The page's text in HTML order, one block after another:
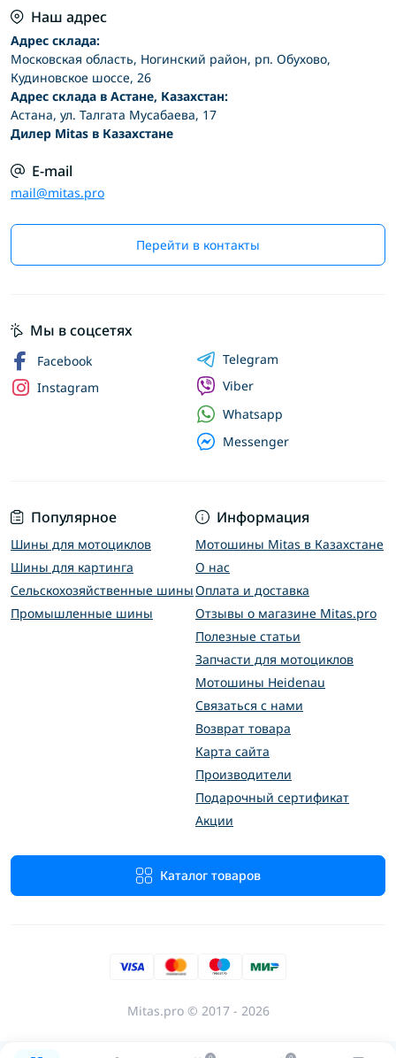
Наш адрес
Адрес склада:
Московская область, Ногинский район, рп. Обухово,
Кудиновское шоссе, 26
Адрес склада в Астане, Казахстан:
Астана, ул. Талгата Мусабаева, 17
Дилер Mitas в Казахстане
E-mail
mail@mitas.pro
Перейти в контакты
Популярное
Шины для мотоциклов
Шины для картинга
Сельскохозяйственные шины
Промышленные шины
Информация
Мотошины Mitas в Казахстане
О нас
Оплата и доставка
Отзывы о магазине Mitas.pro
Полезные статьи
Запчасти для мотоциклов
Мотошины Heidenau
Связаться с нами
Возврат товара
Карта сайта
Производители
Подарочный сертификат
Акции
Каталог товаров
Мы в соцсетях
Facebook
Instagram
Telegram
Viber
Whatsapp
Messenger
Mitas.pro © 2017 - 2026